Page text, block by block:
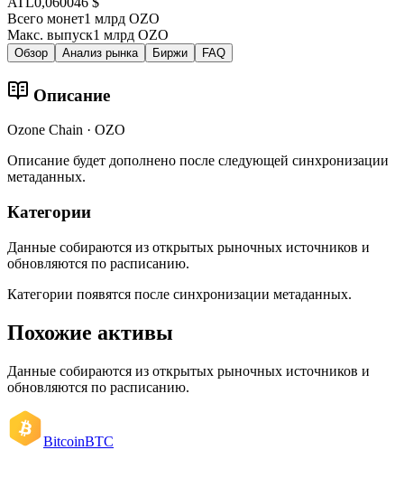
Всего монет1 млрд OZO
Макс. выпуск1 млрд OZO
Обзор Анализ рынка Биржи FAQ
Описание
Ozone Chain · OZO
Описание будет дополнено после следующей синхронизации
метаданных.
Категории
Данные собираются из открытых рыночных источников и
обновляются по расписанию.
Категории появятся после синхронизации метаданных.
Похожие активы
Данные собираются из открытых рыночных источников и
обновляются по расписанию.
BitcoinBTC